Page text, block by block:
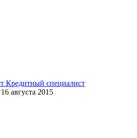
Кредитный специалист
16 августа 2015